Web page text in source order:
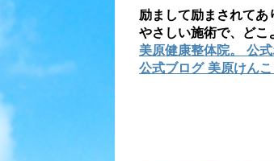
励まして励まされてあ
やさしい施術で、どこ
美原健康整体院。 公
公式ブログ 美原けん